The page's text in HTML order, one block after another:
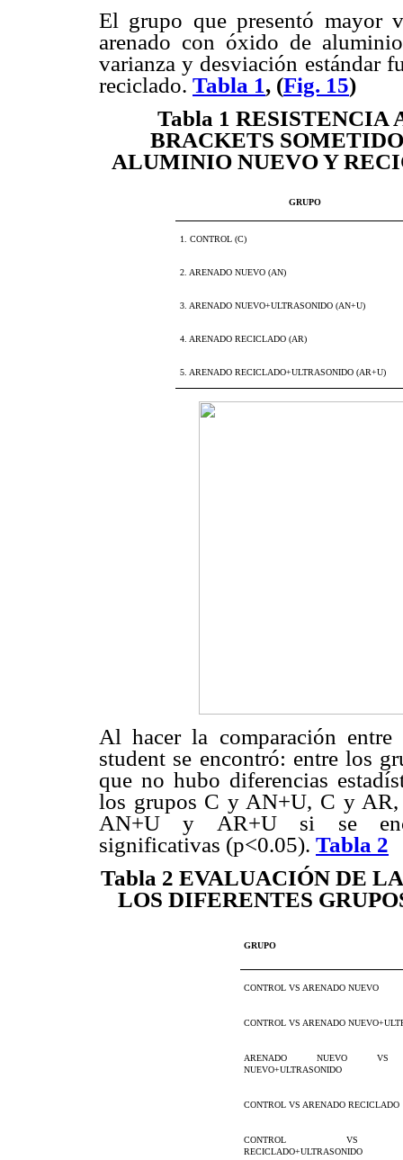
El grupo que presentó mayor
arenado con óxido de
varianza y desviación estándar
reciclado. Tabla 1, (Fig. 15)
Tabla 1 RESISTENCIA
BRACKETS
ALUMINIO NUEVO Y
GRUPO
1. CONTROL (C)
2. ARENADO NUEVO (AN)
3. ARENADO NUEVO+ULTRASONIDO (AN+U)
4. ARENADO RECICLADO (AR)
5. ARENADO RECICLADO+ULTRASONIDO (AR+U)
Al hacer la comparación
student se encontró: entre los
que no hubo diferencias
los grupos C y AN+U, C y
AN+U y AR+U si se
significativas (p<0.05). Tabla 2
Tabla 2 EVALUACIÓN DE
LOS DIFERENTES
GRUPO
CONTROL VS ARENADO NUEVO
CONTROL VS ARENADO
ARENADO NUEVO VS
NUEVO+ULTRASONIDO
CONTROL VS ARENADO RECICLADO
CONTROL VS
RECICLADO+ULTRASONIDO